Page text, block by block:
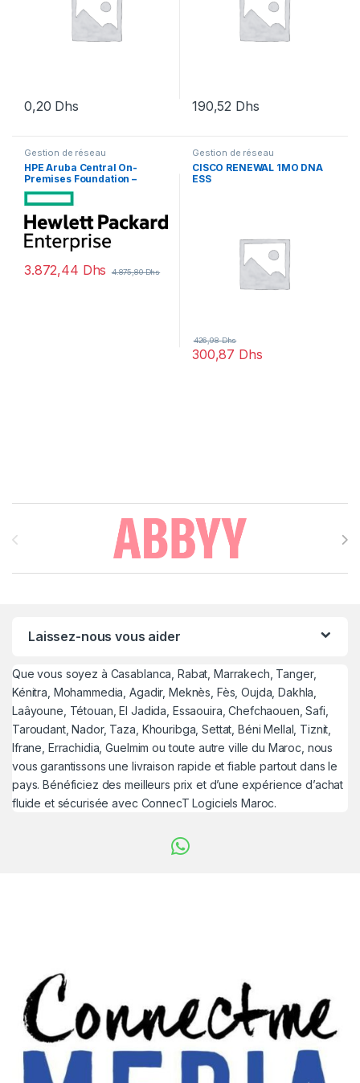
0,20 Dhs 190,52 Dhs
Gestion de réseau
HPE Aruba Central On-
Premises Foundation –
licence d’abonnement (3
ans) – 1 borne d’accès
3.872,44 Dhs 4.875,80Dhs
Gestion de réseau
CISCO RENEWAL 1MO DNA
ESS
300,87 Dhs
426,98Dhs
Brands Carousel
Laissez-nous vous aider
Que vous soyez à Casablanca, Rabat, Marrakech, Tanger,
Kénitra, Mohammedia, Agadir, Meknès, Fès, Oujda, Dakhla,
Laâyoune, Tétouan, El Jadida, Essaouira, Chefchaouen, Safi,
Taroudant, Nador, Taza, Khouribga, Settat, Béni Mellal, Tiznit,
Ifrane, Errachidia, Guelmim ou toute autre ville du Maroc, nous
vous garantissons une livraison rapide et fiable partout dans le
pays. Bénéficiez des meilleurs prix et d’une expérience d’achat
fluide et sécurisée avec ConnecT Logiciels Maroc.